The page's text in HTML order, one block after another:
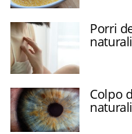
Porri
Colpo